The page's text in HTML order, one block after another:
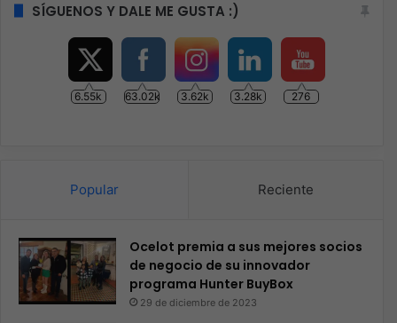
SÍGUENOS Y DALE ME GUSTA :)
6.55k 63.02k 3.62k 3.28k 276
Popular Reciente
Ocelot premia a sus mejores socios
de negocio de su innovador
programa Hunter BuyBox
29 de diciembre de 2023